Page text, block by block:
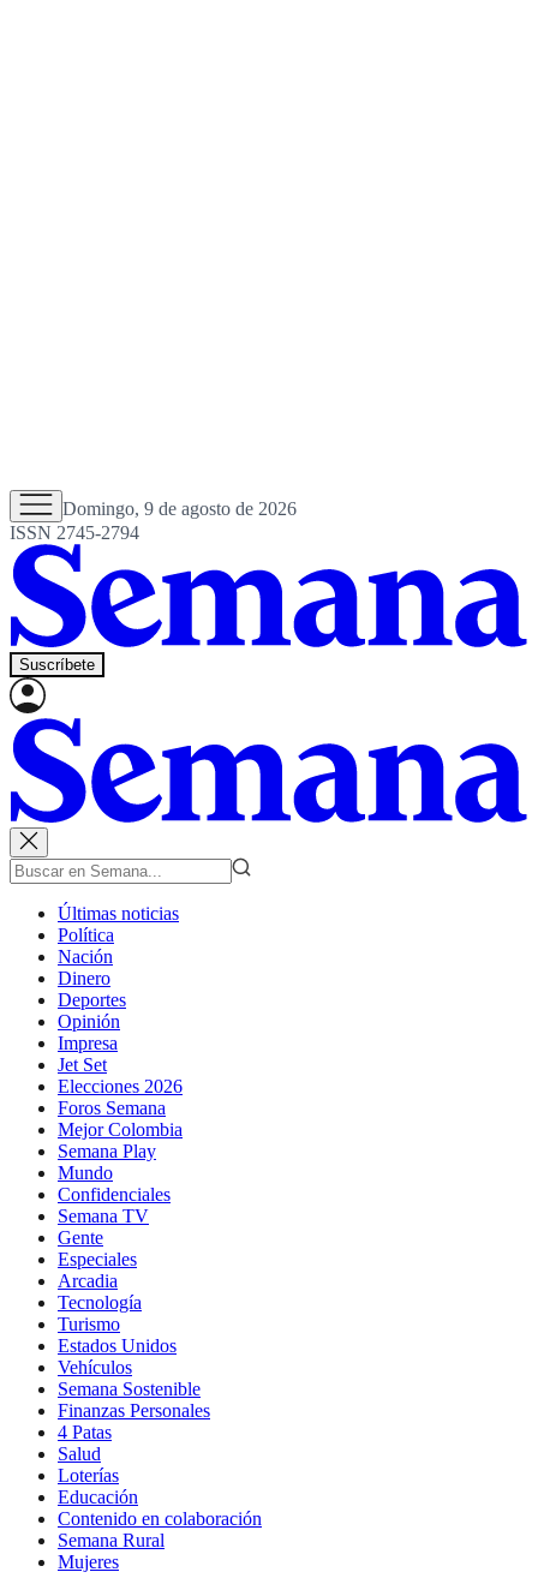
Domingo, 9 de agosto de 2026
ISSN 2745-2794
Suscríbete
Últimas noticias
Política
Nación
Dinero
Deportes
Opinión
Impresa
Jet Set
Elecciones 2026
Foros Semana
Mejor Colombia
Semana Play
Mundo
Confidenciales
Semana TV
Gente
Especiales
Arcadia
Tecnología
Turismo
Estados Unidos
Vehículos
Semana Sostenible
Finanzas Personales
4 Patas
Salud
Loterías
Educación
Contenido en colaboración
Semana Rural
Mujeres